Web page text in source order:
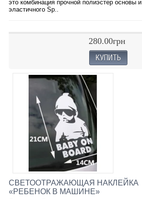
это комбинация прочной полиэстер основы и
эластичного Sp..
280.00грн
СВЕТООТРАЖАЮЩАЯ НАКЛЕЙКА
«РЕБЕНОК В МАШИНЕ»